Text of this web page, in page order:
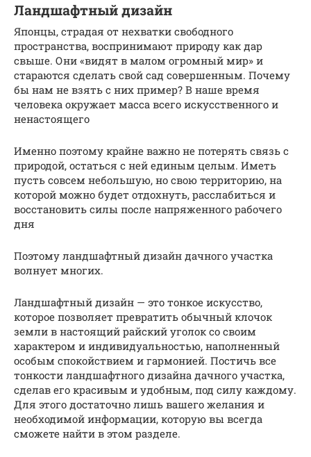
Ландшафтный дизайн
Японцы, страдая от нехватки свободного
пространства, воспринимают природу как дар
свыше. Они «видят в малом огромный мир» и
стараются сделать свой сад совершенным. Почему
бы нам не взять с них пример? В наше время
человека окружает масса всего искусственного и
ненастоящего
Именно поэтому крайне важно не потерять связь с
природой, остаться с ней единым целым. Иметь
пусть совсем небольшую, но свою территорию, на
которой можно будет отдохнуть, расслабиться и
восстановить силы после напряженного рабочего
дня
Поэтому ландшафтный дизайн дачного участка
волнует многих.
Ландшафтный дизайн — это тонкое искусство,
которое позволяет превратить обычный клочок
земли в настоящий райский уголок со своим
характером и индивидуальностью, наполненный
особым спокойствием и гармонией. Постичь все
тонкости ландшафтного дизайна дачного участка,
сделав его красивым и удобным, под силу каждому.
Для этого достаточно лишь вашего желания и
необходимой информации, которую вы всегда
сможете найти в этом разделе.